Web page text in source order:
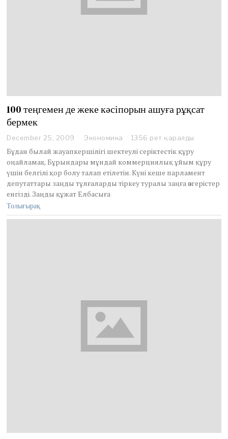
100 теңгемен де жеке кәсіпорын ашуға рұқсат
бермек
December 25, 2009 Экономика 1356 рет қаралды
Бұдан былай жауапкершілігі шектеулі серіктестік құру
оңайламақ. Бұрындары мұндай коммерциялық ұйым құру
үшін белгілі қор болу талап етілетін. Күні кеше парламент
депутаттары заңды тұлғаларды тіркеу туралы заңға өзгерістер
енгізді. Заңды құжат Елбасыға
Толығырақ